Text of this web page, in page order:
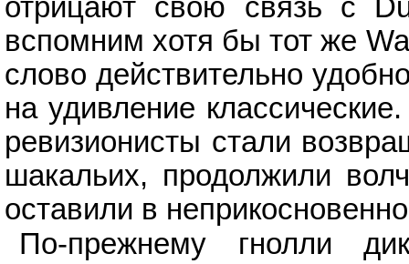
отрицают свою связь с
вспомним хотя бы тот же
слово действительно
на удивление
ревизионисты стали
шакальих, продолжили
оставили в
По-прежнему гнолли